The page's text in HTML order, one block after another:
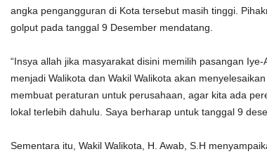
angka pengangguran di Kota tersebut masih tinggi.
golput pada tanggal 9 Desember mendatang.
“Insya allah jika masyarakat disini memilih pasangan
menjadi Walikota dan Wakil Walikota akan
membuat peraturan untuk perusahaan, agar kita ada
lokal terlebih dahulu. Saya berharap untuk tanggal 9
Sementara itu, Wakil Walikota, H. Awab, S.H